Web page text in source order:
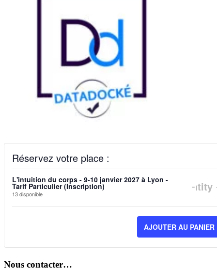
Réservez votre place :
L'intuition du corps - 9-10 janvier 2027 à Lyon -
Tarif Particulier (Inscription)
13disponible
LA
DE
-
Quantity
AJOUTER AU PANIER
Nous contacter…